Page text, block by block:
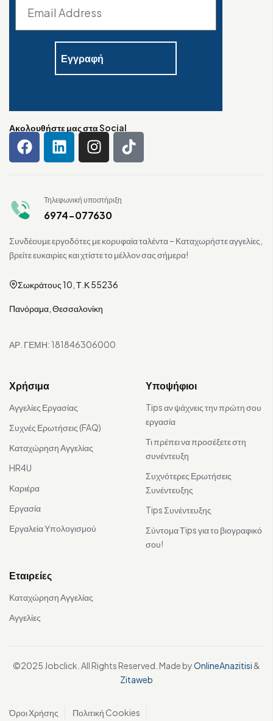
Ακολουθήστε μας στα Social
Τηλεφωνική υποστήριξη
6974-077630
Συνδέουμε εργοδότες με κορυφαία ταλέντα – Καταχωρήστε αγγελίες,
βρείτε ευκαιρίες και χτίστε το μέλλον σας σήμερα!
Σωκράτους 10, Τ.Κ 55236
Πανόραμα, Θεσσαλονίκη
ΑΡ. ΓΕΜΗ: 181846306000
Χρήσιμα
Αγγελίες Εργασίας
Συχνές Ερωτήσεις (FAQ)
Καταχώρηση Αγγελίας
HR4U
Καριέρα
Εργασία
Εργαλεία Υπολογισμού
Υποψήφιοι
Tips αν ψάχνεις την πρώτη σου
εργασία
Τι πρέπει να προσέξετε στη
συνέντευξη
Συχνότερες Ερωτήσεις
Συνέντευξης
Tips Συνέντευξης
Σύντομα Τips για το βιογραφικό
σου!
Εταιρείες
Καταχώρηση Αγγελίας
Αγγελίες
©2025 Jobclick. All Rights Reserved. Made byOnlineAnazitisi &
Zitaweb
Όροι Χρήσης
Πολιτική Cookies